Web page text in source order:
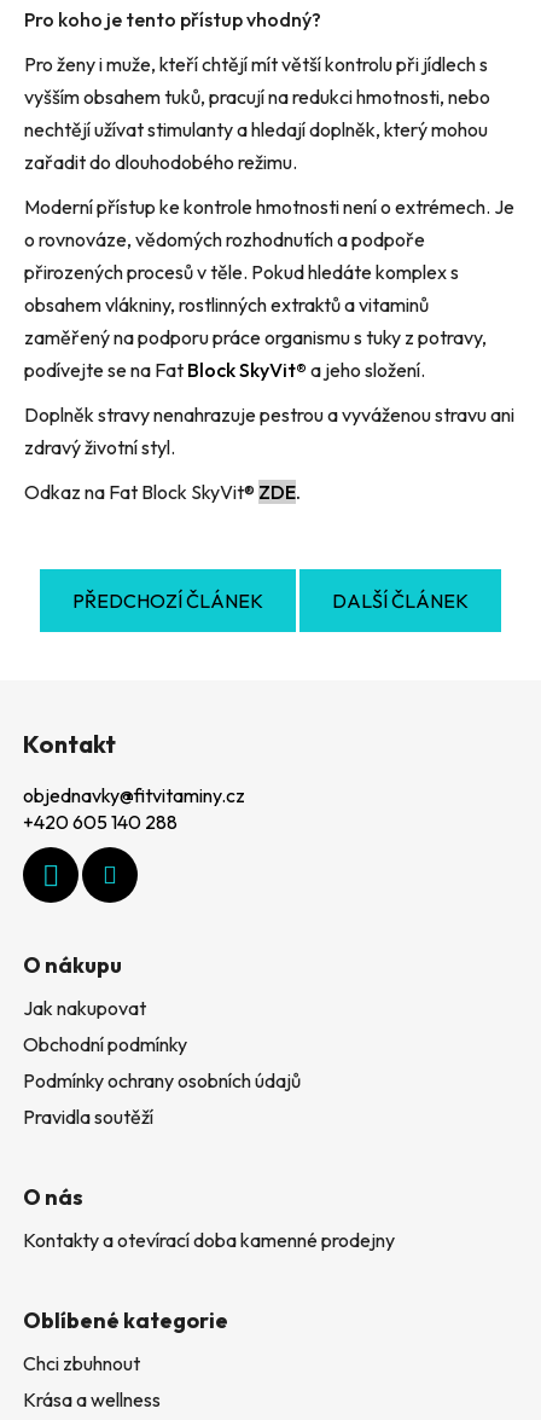
Pro koho je tento přístup vhodný?
Pro ženy i muže, kteří chtějí mít větší kontrolu při jídlech s
vyšším obsahem tuků, pracují na redukci hmotnosti, nebo
nechtějí užívat stimulanty a hledají doplněk, který mohou
zařadit do dlouhodobého režimu.
Moderní přístup ke kontrole hmotnosti není o extrémech. Je
o rovnováze, vědomých rozhodnutích a podpoře
přirozených procesů v těle. Pokud hledáte komplex s
obsahem vlákniny, rostlinných extraktů a vitaminů
zaměřený na podporu práce organismu s tuky z potravy,
podívejte se na Fat Block SkyVit® a jeho složení.
Doplněk stravy nenahrazuje pestrou a vyváženou stravu ani
zdravý životní styl.
Odkaz na Fat Block SkyVit® ZDE.
PŘEDCHOZÍ ČLÁNEK DALŠÍ ČLÁNEK
Kontakt
objednavky@fitvitaminy.cz
+420 605 140 288
O nákupu
Jak nakupovat
Obchodní podmínky
Podmínky ochrany osobních údajů
Pravidla soutěží
O nás
Kontakty a otevírací doba kamenné prodejny
Oblíbené kategorie
Chci zbuhnout
Krása a wellness